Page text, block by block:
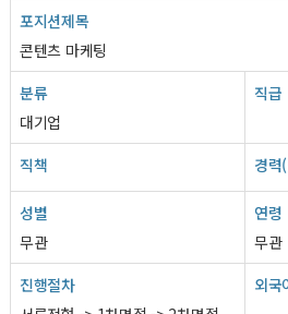
포지션제목
콘텐츠 마케팅
분류
대기업
직급
직책 경력
성별
무관
연령
무관
진행절차
외국